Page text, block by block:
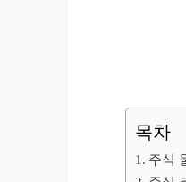
목차
주식